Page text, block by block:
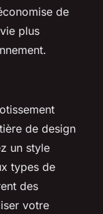
de
plus
de design
un style
types de
des
votre